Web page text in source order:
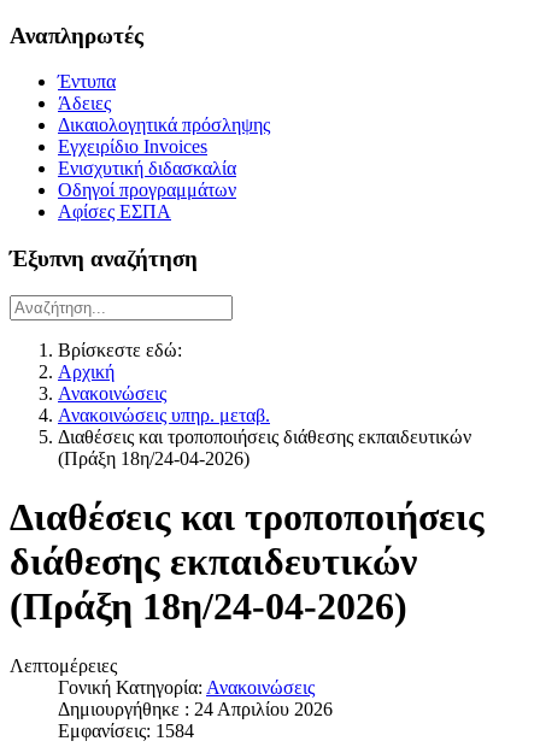
Αναπληρωτές
Έντυπα
Άδειες
Δικαιολογητικά πρόσληψης
Εγχειρίδιο Invoices
Ενισχυτική διδασκαλία
Οδηγοί προγραμμάτων
Αφίσες ΕΣΠΑ
Έξυπνη αναζήτηση
Βρίσκεστε εδώ:
Αρχική
Ανακοινώσεις
Ανακοινώσεις υπηρ. μεταβ.
Διαθέσεις και τροποποιήσεις διάθεσης εκπαιδευτικών
(Πράξη 18η/24-04-2026)
Διαθέσεις και τροποποιήσεις
διάθεσης εκπαιδευτικών
(Πράξη 18η/24-04-2026)
Λεπτομέρειες
Γονική Κατηγορία: Ανακοινώσεις
Δημιουργήθηκε : 24 Απριλίου 2026
Εμφανίσεις: 1584